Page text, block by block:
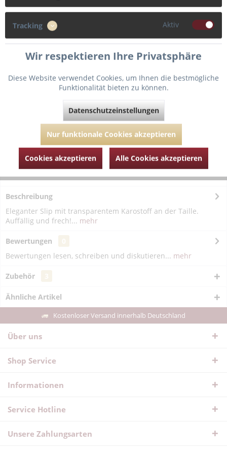
42 44
MJL052-1971-weiss-44
Beschreibung
Eleganter Slip mit transparentem Karostoff an der Taille.
Auffällig und frech!... mehr
Bewertungen
Bewertungen lesen, schreiben und diskutieren... mehr
Zubehör
Ähnliche Artikel
Kostenloser Versand innerhalb Deutschland
Über uns
Shop Service
Informationen
Service Hotline
Unsere Zahlungsarten
Tracking Aktiv
Wir respektieren Ihre Privatsphäre
Diese Website verwendet Cookies, um Ihnen die bestmögliche
Funktionalität bieten zu können.
Datenschutzeinstellungen
Nur funktionale Cookies akzeptieren
Cookies akzeptieren Alle Cookies akzeptieren